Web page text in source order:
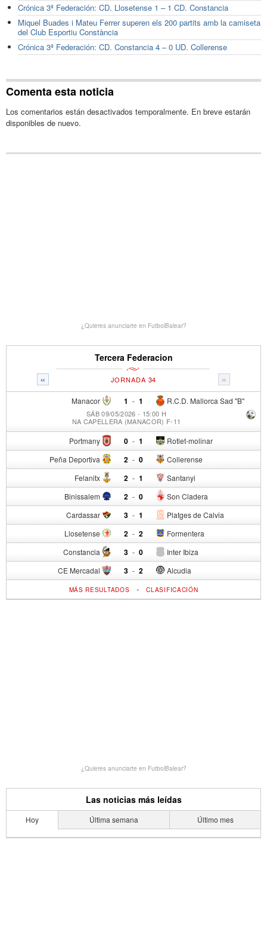
Crónica 3ª Federación: CD. Llosetense 1 – 1 CD. Constancia
Miquel Buades i Mateu Ferrer superen els 200 partits amb la camiseta
del Club Esportiu Constància
Crónica 3ª Federación: CD. Constancia 4 – 0 UD. Collerense
Comenta esta noticia
Los comentarios están desactivados temporalmente. En breve estarán
disponibles de nuevo.
¿Quieres anunciarte en FutbolBalear?
Tercera Federacion
« »
JORNADA 34
Manacor 1 - R.C.D. Mallorca Sad "B"
1
SÁB 09/05/2026 - 15:00 H
NA CAPELLERA (MANACOR) F-11
Portmany 0 - Rotlet-molinar
1
Peña Deportiva 2 - Collerense
0
Felanitx 2 - Santanyi
1
Binissalem 2 - Son Cladera
0
Cardassar 3 - Platges de Calvia
1
Llosetense 2 - Formentera
2
Constancia 3 - Inter Ibiza
0
CE Mercadal 3 - Alcudia
2
MÁS RESULTADOS -CLASIFICACIÓN
¿Quieres anunciarte en FutbolBalear?
Las noticias más leídas
Hoy Última semana Último mes